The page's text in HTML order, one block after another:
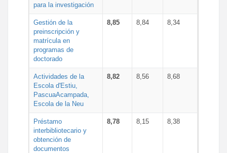
para la investigación
Gestión de la
preinscripción y
matrícula en
programas de
doctorado
8,85 8,84 8,34
Actividades de la
Escola d'Estiu,
PascuaAcampada,
Escola de la Neu
8,82 8,56 8,68
Préstamo
interbibliotecario y
obtención de
documentos
8,78 8,15 8,38